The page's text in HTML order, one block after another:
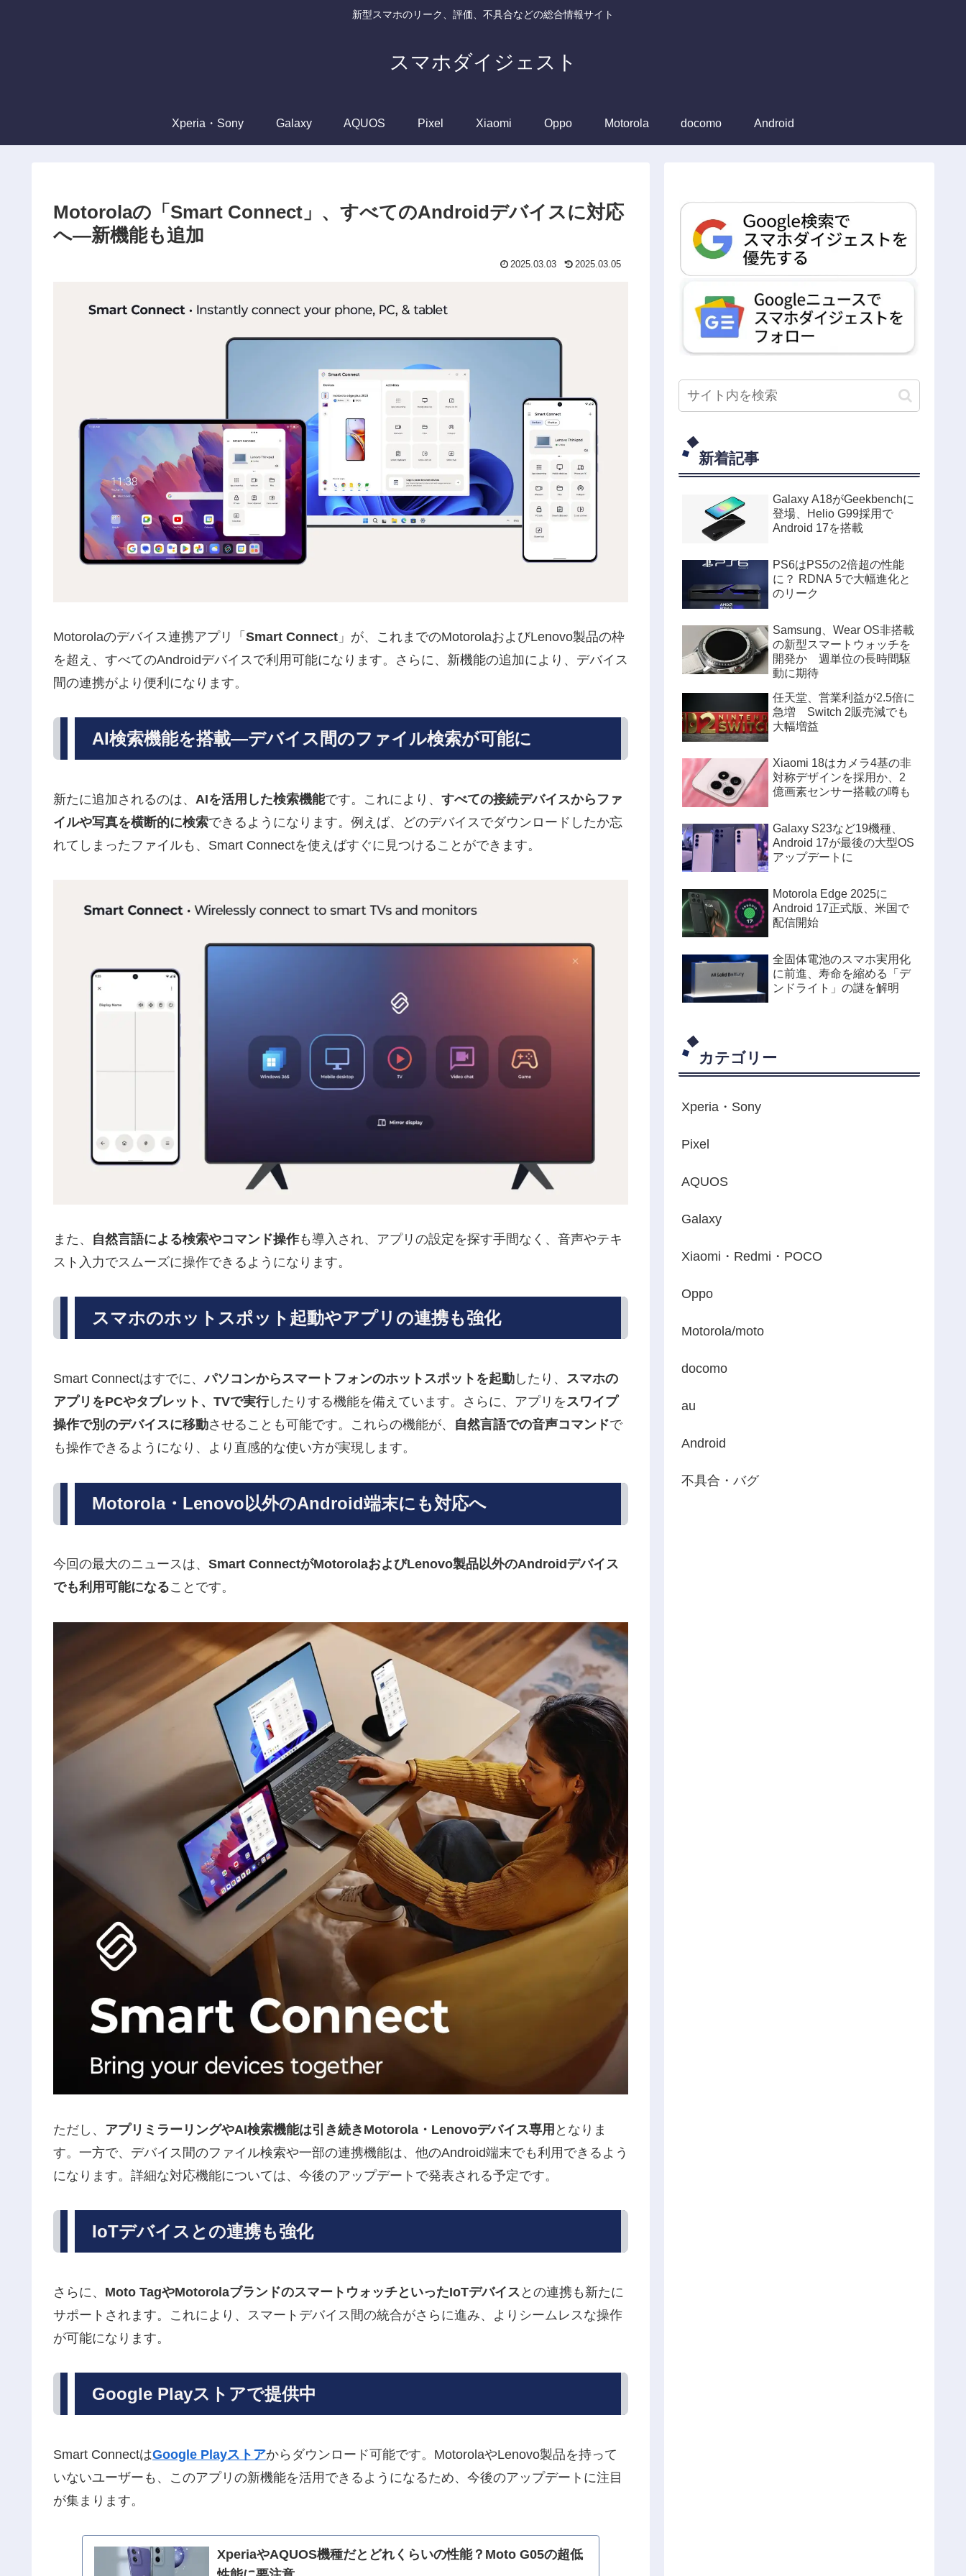
新型スマホのリーク、評価、不具合などの総合情報サイト
スマホダイジェスト
Xperia・Sony Galaxy AQUOS Pixel Xiaomi Oppo Motorola docomo Android
Motorolaの「Smart Connect」、すべてのAndroidデバイスに対応
へ—新機能も追加
2025.03.03 2025.03.05
Motorolaのデバイス連携アプリ「 Smart Connect 」が、これまでのMotorolaおよびLenovo製品の枠
を超え、すべてのAndroidデバイスで利用可能になります。さらに、新機能の追加により、デバイス
間の連携がより便利になります。
AI検索機能を搭載—デバイス間のファイル検索が可能に
新たに追加されるのは、 AIを活用した検索機能です。これにより、 すべての接続デバイスからファ
イルや写真を横断的に検索できるようになります。例えば、どのデバイスでダウンロードしたか忘
れてしまったファイルも、Smart Connectを使えばすぐに見つけることができます。
また、 自然言語による検索やコマンド操作も導入され、アプリの設定を探す手間なく、音声やテキ
スト入力でスムーズに操作できるようになります。
スマホのホットスポット起動やアプリの連携も強化
Smart Connectはすでに、パソコンからスマートフォンのホットスポットを起動 したり、 スマホの
アプリをPCやタブレット、TVで実行したりする機能を備えています。さらに、アプリをスワイプ
操作で別のデバイスに移動させることも可能です。これらの機能が、 自然言語での音声コマンドで
も操作できるようになり、より直感的な使い方が実現します。
Motorola・Lenovo以外のAndroid端末にも対応へ
今回の最大のニュースは、 Smart ConnectがMotorolaおよびLenovo製品以外のAndroidデバイス
でも利用可能になることです。
ただし、 アプリミラーリングやAI検索機能は引き続きMotorola・Lenovoデバイス専用 となりま
す。一方で、デバイス間のファイル検索や一部の連携機能は、他のAndroid端末でも利用できるよう
になります。詳細な対応機能については、今後のアップデートで発表される予定です。
IoTデバイスとの連携も強化
さらに、 Moto TagやMotorolaブランドのスマートウォッチといったIoTデバイス との連携も新たに
サポートされます。これにより、スマートデバイス間の統合がさらに進み、よりシームレスな操作
が可能になります。
Google Playストアで提供中
Smart ConnectはGoogle Playストアからダウンロード可能です。MotorolaやLenovo製品を持って
いないユーザーも、このアプリの新機能を活用できるようになるため、今後のアップデートに注目
が集まります。
XperiaやAQUOS機種だとどれくらいの性能？Moto G05の超低
新着記事
Galaxy A18がGeekbenchに
登場、Helio G99採用で
Android 17を搭載
PS6はPS5の2倍超の性能
に？ RDNA 5で大幅進化と
のリーク
Samsung、Wear OS非搭載
の新型スマートウォッチを
開発か 週単位の長時間駆
動に期待
任天堂、営業利益が2.5倍に
急増 Switch 2販売減でも
大幅増益
Xiaomi 18はカメラ4基の非
対称デザインを採用か、2
億画素センサー搭載の噂も
Galaxy S23など19機種、
Android 17が最後の大型OS
アップデートに
Motorola Edge 2025に
Android 17正式版、米国で
配信開始
全固体電池のスマホ実用化
に前進、寿命を縮める「デ
ンドライト」の謎を解明
カテゴリー
Xperia・Sony
Pixel
AQUOS
Galaxy
Xiaomi・Redmi・POCO
Oppo
Motorola/moto
docomo
au
Android
不具合・バグ